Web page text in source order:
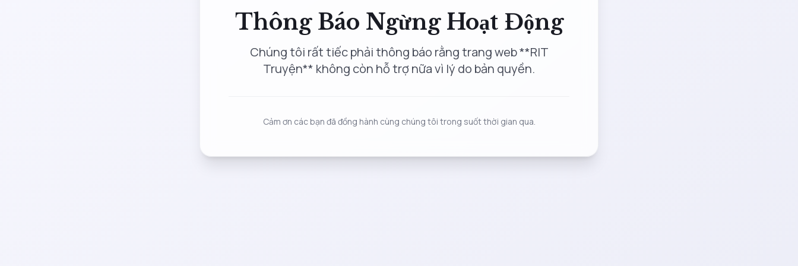
Thông Báo Ngừng Hoạt Động
Chúng tôi rất tiếc phải thông báo rằng trang web **RIT
Truyện** không còn hỗ trợ nữa vì lý do bản quyền.
Cảm ơn các bạn đã đồng hành cùng chúng tôi trong suốt thời gian qua.